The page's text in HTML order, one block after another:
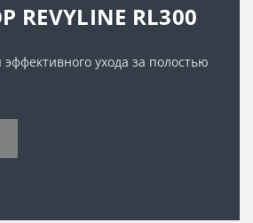
REVYLINE RL300
ухода за полостью